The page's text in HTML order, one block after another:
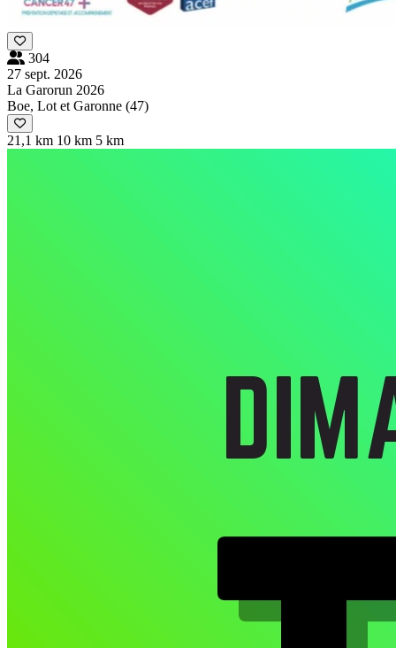
304
27 sept. 2026
La Garorun 2026
Boe, Lot et Garonne (47)
21,1 km 10 km 5 km